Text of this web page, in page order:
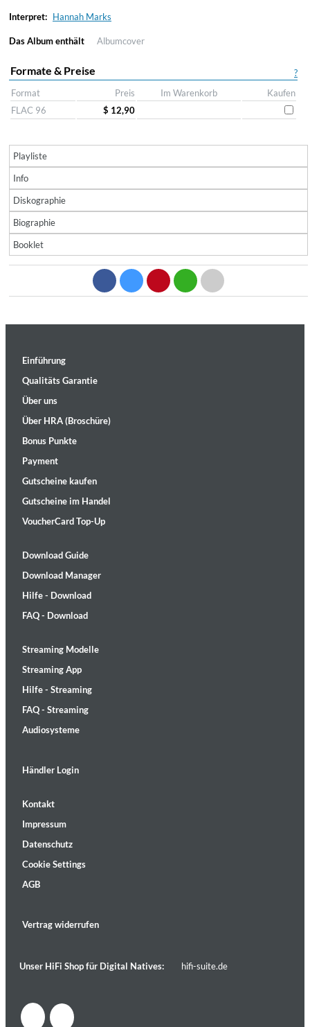
Interpret: Hannah Marks
Das Album enthält Albumcover
?
Formate & Preise
Format Preis Im Warenkorb
Kaufen
FLAC 96
$ 12,90
Playliste
Info
Diskographie
Biographie
Booklet
Einführung
Qualitäts Garantie
Über uns
Über HRA (Broschüre)
Bonus Punkte
Payment
Gutscheine kaufen
Gutscheine im Handel
VoucherCard Top-Up
Download Guide
Download Manager
Hilfe - Download
FAQ - Download
Streaming Modelle
Streaming App
Hilfe - Streaming
FAQ - Streaming
Audiosysteme
Händler Login
Kontakt
Impressum
Datenschutz
Cookie Settings
AGB
Vertrag widerrufen
Unser HiFi Shop für Digital Natives: hifi-suite.de